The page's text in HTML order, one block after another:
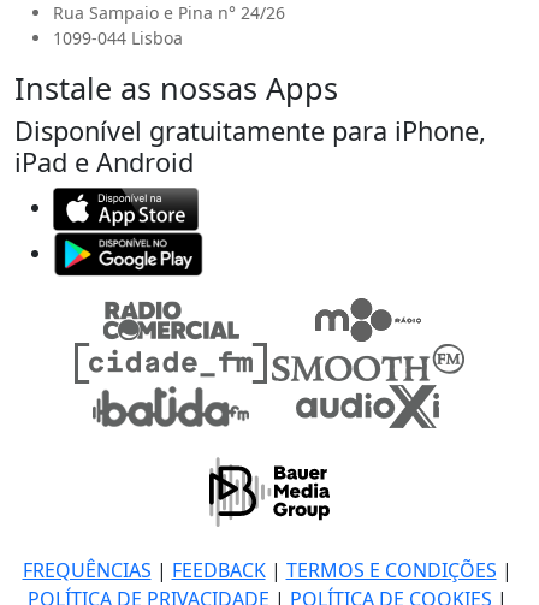
Rua Sampaio e Pina n° 24/26
1099-044 Lisboa
Instale as nossas Apps
Disponível gratuitamente para iPhone,
iPad e Android
FREQUÊNCIAS | FEEDBACK| TERMOS E CONDIÇÕES |
POLÍTICA DE PRIVACIDADE | POLÍTICA DE COOKIES |